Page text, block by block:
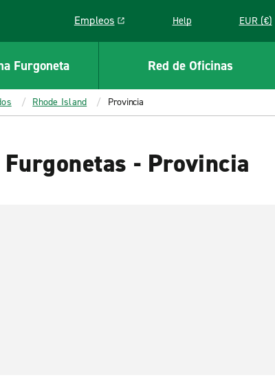
Empleos
Link opens in a new window
Help EUR (€)
Furgoneta Red de Oficinas
Rhode Island Provincia
- Provincia